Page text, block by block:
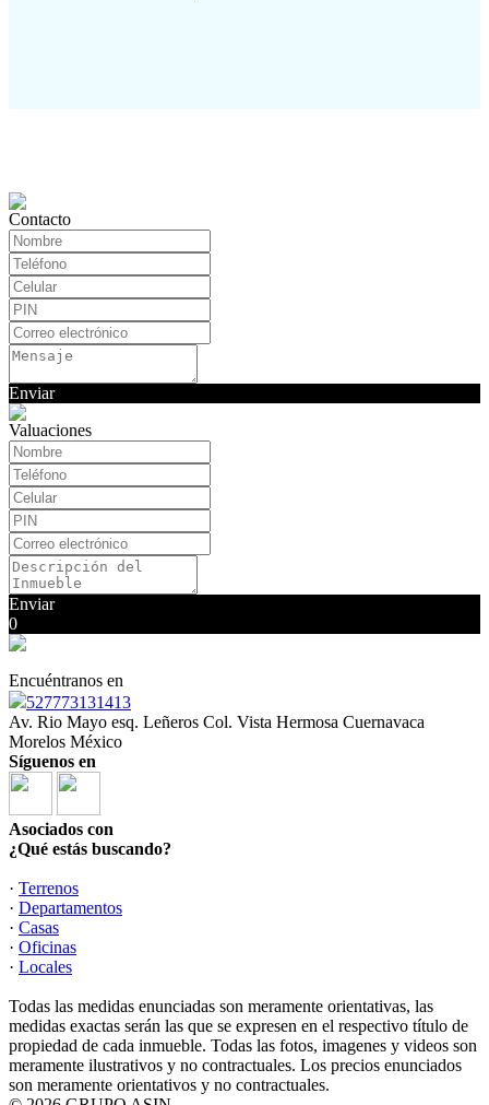
Contacto
Enviar
Valuaciones
Enviar
0
Encuéntranos en
527773131413
Av. Rio Mayo esq. Leñeros Col. Vista Hermosa Cuernavaca
Morelos México
Síguenos en
Asociados con
¿Qué estás buscando?
· Terrenos
· Departamentos
· Casas
· Oficinas
· Locales
Todas las medidas enunciadas son meramente orientativas, las
medidas exactas serán las que se expresen en el respectivo título de
propiedad de cada inmueble. Todas las fotos, imagenes y videos son
meramente ilustrativos y no contractuales. Los precios enunciados
son meramente orientativos y no contractuales.